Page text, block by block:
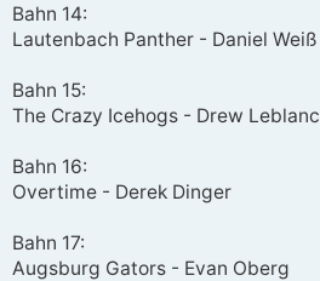
Bahn 14:
Lautenbach Panther - Daniel Weiß
Bahn 15:
The Crazy Icehogs - Drew Leblanc
Bahn 16:
Overtime - Derek Dinger
Bahn 17:
Augsburg Gators - Evan Oberg